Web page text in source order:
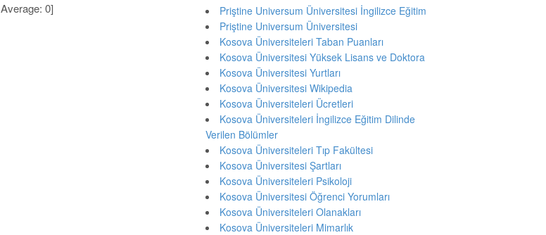
Average:0]
Priştine Universum Üniversitesi İngilizce Eğitim
Priştine Universum Üniversitesi
Kosova Üniversiteleri Taban Puanları
Kosova Üniversitesi Yüksek Lisans ve Doktora
Kosova Üniversitesi Yurtları
Kosova Üniversitesi Wikipedia
Kosova Üniversiteleri Ücretleri
Kosova Üniversiteleri İngilizce Eğitim Dilinde
Verilen Bölümler
Kosova Üniversiteleri Tıp Fakültesi
Kosova Üniversitesi Şartları
Kosova Üniversiteleri Psikoloji
Kosova Üniversitesi Öğrenci Yorumları
Kosova Üniversiteleri Olanakları
Kosova Üniversiteleri Mimarlık